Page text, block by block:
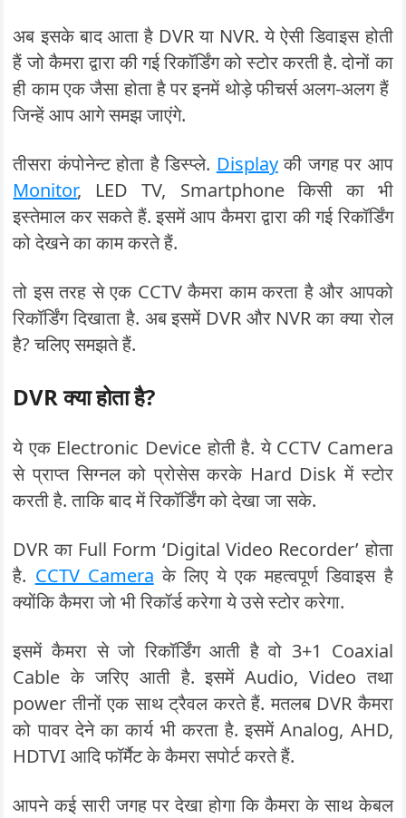
अब इसके बाद आता है DVR या NVR. ये ऐसी डिवाइस होती
हैं जो कैमरा द्वारा की गई रिकॉर्डिंग को स्टोर करती है. दोनों का
ही काम एक जैसा होता है पर इनमें थोड़े फीचर्स अलग-अलग हैं
जिन्हें आप आगे समझ जाएंगे.
तीसरा कंपोनेन्ट होता है डिस्प्ले. Displayकी जगह पर आप
Monitor, LED TV, Smartphone किसी का भी
इस्तेमाल कर सकते हैं. इसमें आप कैमरा द्वारा की गई रिकॉर्डिंग
को देखने का काम करते हैं.
तो इस तरह से एक CCTV कैमरा काम करता है और आपको
रिकॉर्डिंग दिखाता है. अब इसमें DVR और NVR का क्या रोल
है? चलिए समझते हैं.
DVR क्या होता है?
ये एक Electronic Device होती है. ये CCTV Camera
से प्राप्त सिग्नल को प्रोसेस करके Hard Disk में स्टोर
करती है. ताकि बाद में रिकॉर्डिंग को देखा जा सके.
DVR का Full Form ‘Digital Video Recorder’ होता
है. CCTV Camera के लिए ये एक महत्वपूर्ण डिवाइस है
क्योंकि कैमरा जो भी रिकॉर्ड करेगा ये उसे स्टोर करेगा.
इसमें कैमरा से जो रिकॉर्डिंग आती है वो 3+1 Coaxial
Cable के जरिए आती है. इसमें Audio, Video तथा
power तीनों एक साथ ट्रैवल करते हैं. मतलब DVR कैमरा
को पावर देने का कार्य भी करता है. इसमें Analog, AHD,
HDTVI आदि फॉर्मैट के कैमरा सपोर्ट करते हैं.
आपने कई सारी जगह पर देखा होगा कि कैमरा के साथ केबल